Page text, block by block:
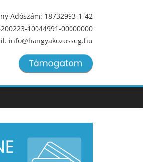
Adószám: 18732993-1-42
10044991-00000000
info@hangyakozosseg.hu